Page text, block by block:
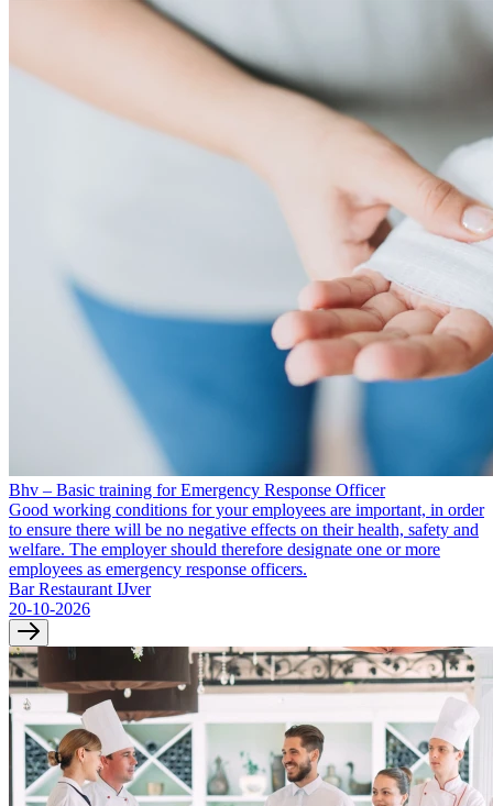
Bhv – Basic training for Emergency Response Officer
Good working conditions for your employees are important, in order
to ensure there will be no negative effects on their health, safety and
welfare. The employer should therefore designate one or more
employees as emergency response officers.
Bar Restaurant IJver
20-10-2026